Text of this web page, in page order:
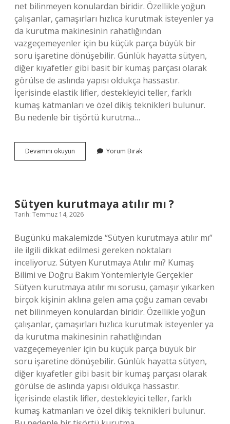
net bilinmeyen konulardan biridir. Özellikle yoğun
çalışanlar, çamaşırları hızlıca kurutmak isteyenler ya
da kurutma makinesinin rahatlığından
vazgeçemeyenler için bu küçük parça büyük bir
soru işaretine dönüşebilir. Günlük hayatta sütyen,
diğer kıyafetler gibi basit bir kumaş parçası olarak
görülse de aslında yapısı oldukça hassastır.
İçerisinde elastik lifler, destekleyici teller, farklı
kumaş katmanları ve özel dikiş teknikleri bulunur.
Bu nedenle bir tişörtü kurutma…
Devamını okuyun
kurutmaya
Yorum Bırak
Sütyen kurutmaya atılır mı ?
Tarih: Temmuz 14, 2026
Bugünkü makalemizde “Sütyen kurutmaya atılır mı”
ile ilgili dikkat edilmesi gereken noktaları
inceliyoruz. Sütyen Kurutmaya Atılır mı? Kumaş
Bilimi ve Doğru Bakım Yöntemleriyle Gerçekler
Sütyen kurutmaya atılır mı sorusu, çamaşır yıkarken
birçok kişinin aklına gelen ama çoğu zaman cevabı
net bilinmeyen konulardan biridir. Özellikle yoğun
çalışanlar, çamaşırları hızlıca kurutmak isteyenler ya
da kurutma makinesinin rahatlığından
vazgeçemeyenler için bu küçük parça büyük bir
soru işaretine dönüşebilir. Günlük hayatta sütyen,
diğer kıyafetler gibi basit bir kumaş parçası olarak
görülse de aslında yapısı oldukça hassastır.
İçerisinde elastik lifler, destekleyici teller, farklı
kumaş katmanları ve özel dikiş teknikleri bulunur.